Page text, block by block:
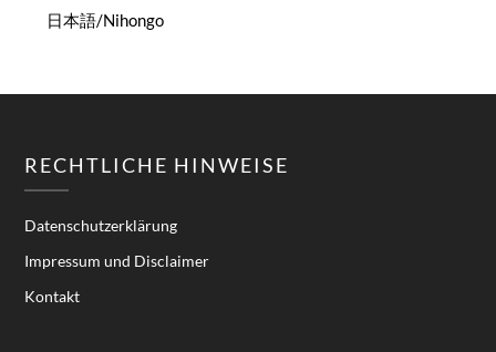
日本語/Nihongo
RECHTLICHE HINWEISE
Datenschutzerklärung
Impressum und Disclaimer
Kontakt